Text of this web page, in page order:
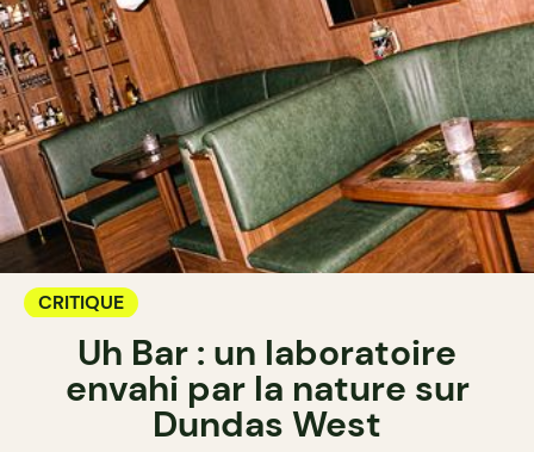
CRITIQUE
Uh Bar : un laboratoire
envahi par la nature sur
Dundas West